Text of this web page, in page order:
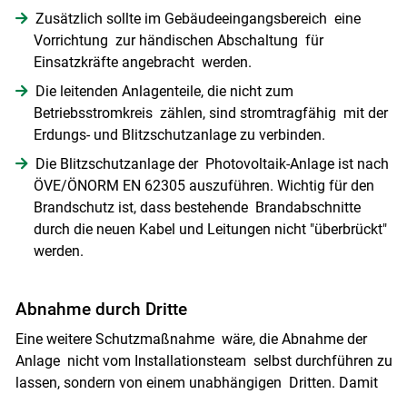
Zusätzlich sollte im Gebäudeeingangsbereich eine
Vorrichtung zur händischen Abschaltung für
Einsatzkräfte angebracht werden.
Die leitenden Anlagenteile, die nicht zum
Betriebsstromkreis zählen, sind stromtragfähig mit der
Erdungs- und Blitzschutzanlage zu verbinden.
Die Blitzschutzanlage der Photovoltaik-Anlage ist nach
ÖVE/ÖNORM EN 62305 auszuführen. Wichtig für den
Brandschutz ist, dass bestehende Brandabschnitte
durch die neuen Kabel und Leitungen nicht "überbrückt"
werden.
Abnahme durch Dritte
Eine weitere Schutzmaßnahme wäre, die Abnahme der
Anlage nicht vom Installationsteam selbst durchführen zu
lassen, sondern von einem unabhängigen Dritten. Damit